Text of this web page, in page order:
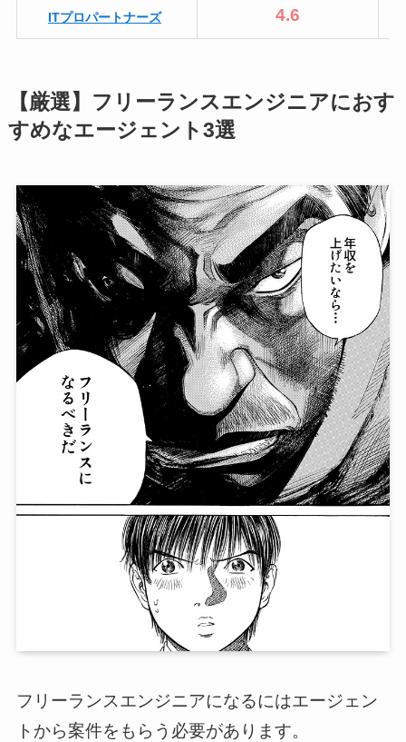
ITプロパートナーズ 4.6
【厳選】フリーランスエンジニアにおす
すめなエージェント3選
フリーランスエンジニアになるにはエージェン
トから案件をもらう必要があります。